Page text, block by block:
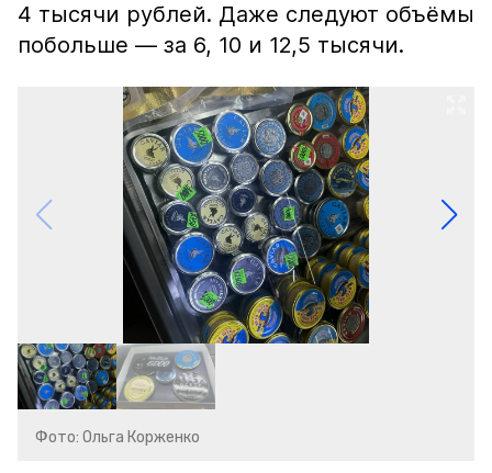
4 тысячи рублей. Даже следуют объёмы
побольше — за 6, 10 и 12,5 тысячи.
Фото: Ольга Корженко